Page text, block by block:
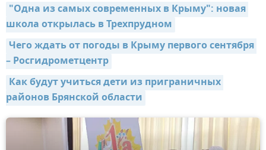
"Одна из самых современных в Крыму": новая
школа открылась в Трехпрудном
Чего ждать от погоды в Крыму первого сентября
– Росгидрометцентр
Как будут учиться дети из приграничных
районов Брянской области